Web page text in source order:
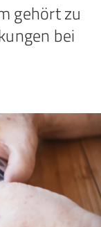
gehört zu
bei